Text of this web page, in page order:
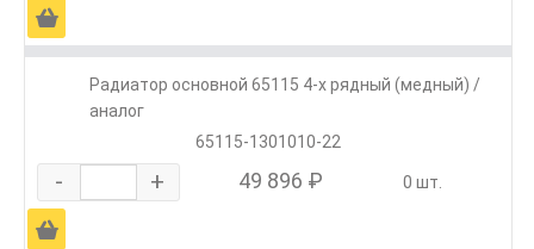
Ä
Радиатор основной 65115 4-х рядный (медный) /
аналог
65115-1301010-22
- + 49 896 ₽ 0 шт.
Ä